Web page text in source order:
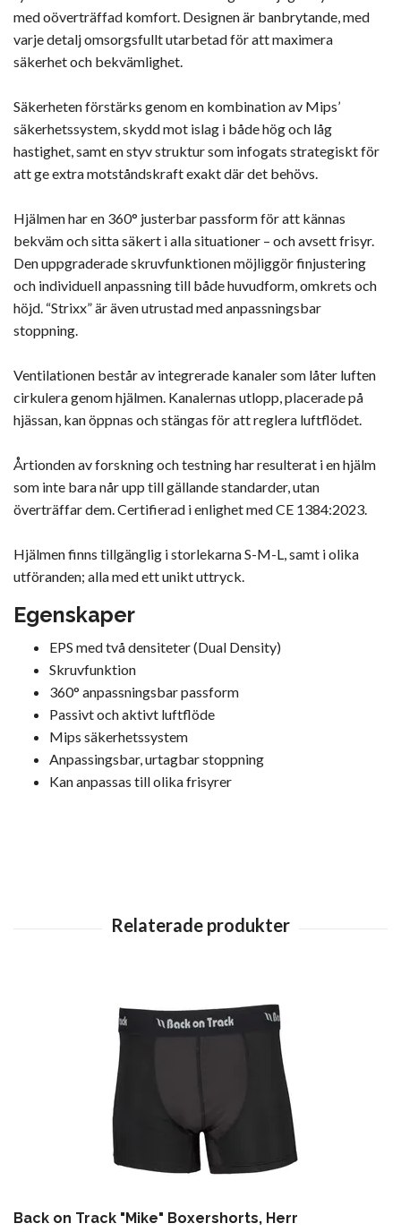
med oöverträffad komfort. Designen är banbrytande, med
varje detalj omsorgsfullt utarbetad för att maximera
säkerhet och bekvämlighet.
Säkerheten förstärks genom en kombination av Mips’
säkerhetssystem, skydd mot islag i både hög och låg
hastighet, samt en styv struktur som infogats strategiskt för
att ge extra motståndskraft exakt där det behövs.
Hjälmen har en 360° justerbar passform för att kännas
bekväm och sitta säkert i alla situationer – och avsett frisyr.
Den uppgraderade skruvfunktionen möjliggör finjustering
och individuell anpassning till både huvudform, omkrets och
höjd. “Strixx” är även utrustad med anpassningsbar
stoppning.
Ventilationen består av integrerade kanaler som låter luften
cirkulera genom hjälmen. Kanalernas utlopp, placerade på
hjässan, kan öppnas och stängas för att reglera luftflödet.
Årtionden av forskning och testning har resulterat i en hjälm
som inte bara når upp till gällande standarder, utan
överträffar dem. Certifierad i enlighet med CE 1384:2023.
Hjälmen finns tillgänglig i storlekarna S-M-L, samt i olika
utföranden; alla med ett unikt uttryck.
Egenskaper
EPS med två densiteter (Dual Density)
Skruvfunktion
360° anpassningsbar passform
Passivt och aktivt luftflöde
Mips säkerhetssystem
Anpassingsbar, urtagbar stoppning
Kan anpassas till olika frisyrer
Back on Track "Mike" Boxershorts, Herr